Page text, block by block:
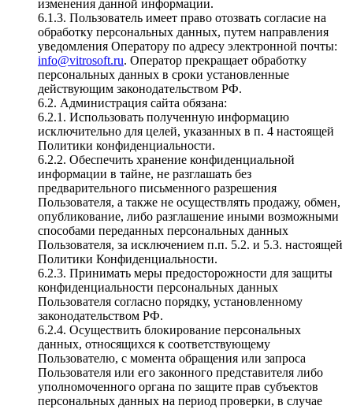
изменения данной информации.
6.1.3. Пользователь имеет право отозвать согласие на
обработку персональных данных, путем направления
уведомления Оператору по адресу электронной почты:
info@vitrosoft.ru. Оператор прекращает обработку
персональных данных в сроки установленные
действующим законодательством РФ.
6.2. Администрация сайта обязана:
6.2.1. Использовать полученную информацию
исключительно для целей, указанных в п. 4 настоящей
Политики конфиденциальности.
6.2.2. Обеспечить хранение конфиденциальной
информации в тайне, не разглашать без
предварительного письменного разрешения
Пользователя, а также не осуществлять продажу, обмен,
опубликование, либо разглашение иными возможными
способами переданных персональных данных
Пользователя, за исключением п.п. 5.2. и 5.3. настоящей
Политики Конфиденциальности.
6.2.3. Принимать меры предосторожности для защиты
конфиденциальности персональных данных
Пользователя согласно порядку, установленному
законодательством РФ.
6.2.4. Осуществить блокирование персональных
данных, относящихся к соответствующему
Пользователю, с момента обращения или запроса
Пользователя или его законного представителя либо
уполномоченного органа по защите прав субъектов
персональных данных на период проверки, в случае